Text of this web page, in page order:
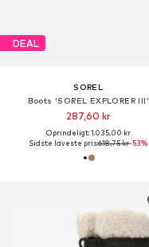
DEAL
SOREL
Boots 'SOREL EXPLORER III'
287,60 kr
Oprindeligt: 1.035,00 kr
Sidste laveste pris:618,75 kr-53%